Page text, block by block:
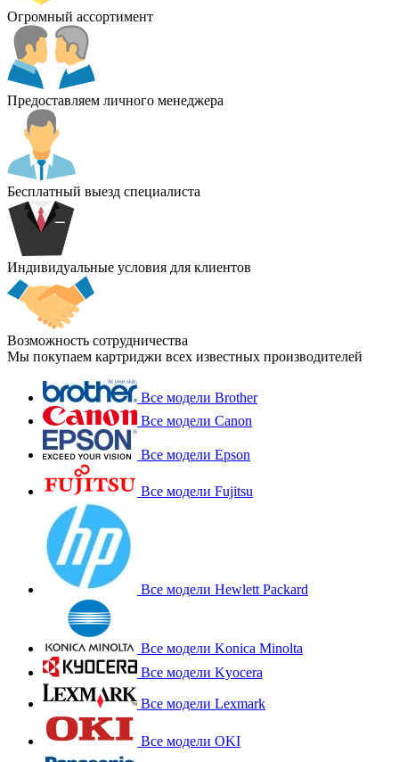
Огромный ассортимент
Предоставляем личного менеджера
Бесплатный выезд специалиста
Индивидуальные условия для клиентов
Возможность сотрудничества
Мы покупаем картриджи всех известных производителей
Все модели Brother
Все модели Canon
Все модели Epson
Все модели Fujitsu
Все модели Hewlett Packard
Все модели Konica Minolta
Все модели Kyocera
Все модели Lexmark
Все модели OKI